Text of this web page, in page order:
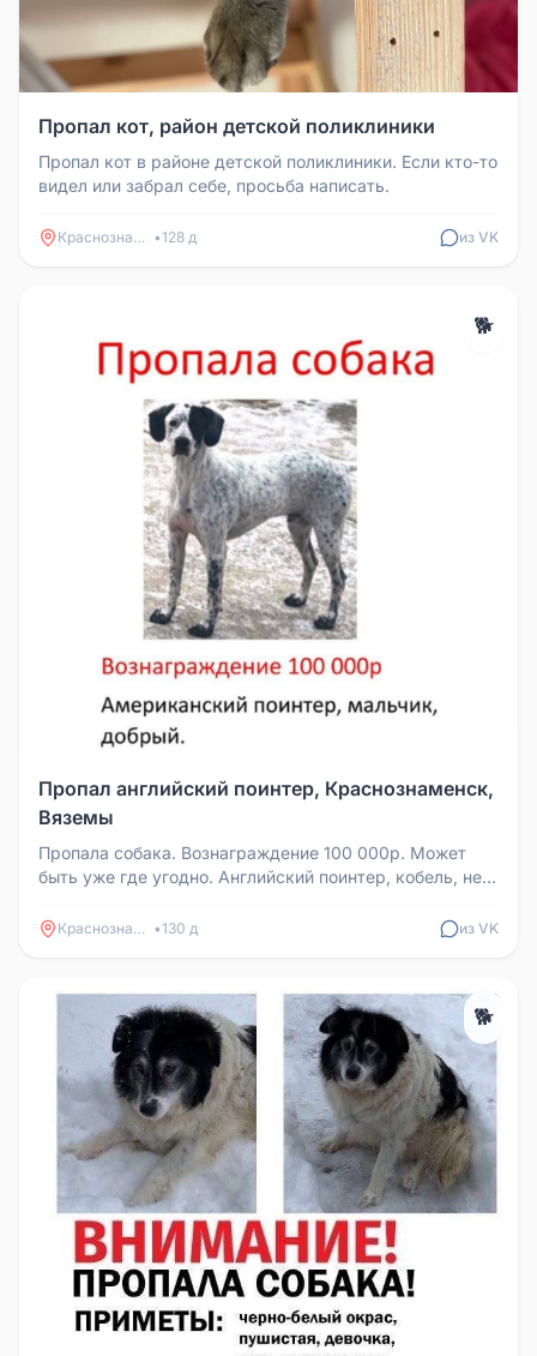
Пропал кот, район детской поликлиники
Пропал кот в районе детской поликлиники. Если кто-то
видел или забрал себе, просьба написать.
Краснознаменск •128 д из VK
🐕
Пропал английский поинтер, Краснознаменск,
Вяземы
Пропала собака. Вознаграждение 100 000р. Может
быть уже где угодно. Английский поинтер, кобель, не
Краснознаменск •130 д из VK
🐕